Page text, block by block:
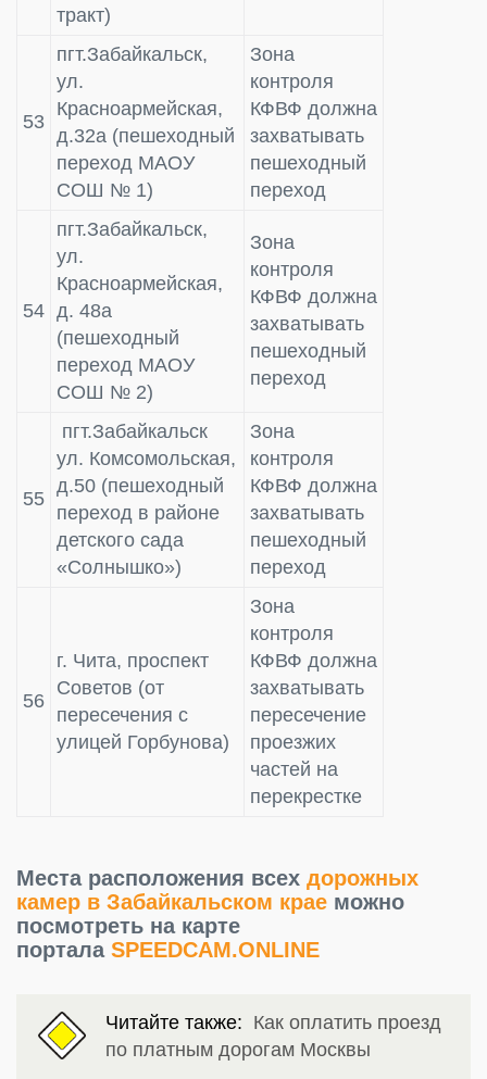
тракт)
53
пгт.Забайкальск,
ул.
Красноармейская,
д.32а (пешеходный
переход МАОУ
СОШ № 1)
Зона
контроля
КФВФ должна
захватывать
пешеходный
переход
54
пгт.Забайкальск,
ул.
Красноармейская,
д. 48а
(пешеходный
переход МАОУ
СОШ № 2)
Зона
контроля
КФВФ должна
захватывать
пешеходный
переход
55
пгт.Забайкальск
ул. Комсомольская,
д.50 (пешеходный
переход в районе
детского сада
«Солнышко»)
Зона
контроля
КФВФ должна
захватывать
пешеходный
переход
56
г. Чита, проспект
Советов (от
пересечения с
улицей Горбунова)
Зона
контроля
КФВФ должна
захватывать
пересечение
проезжих
частей на
перекрестке
Места расположения всех дорожных
камер в Забайкальском крае можно
посмотреть на карте
портала SPEEDCAM.ONLINE
Читайте также: Как оплатить проезд
по платным дорогам Москвы